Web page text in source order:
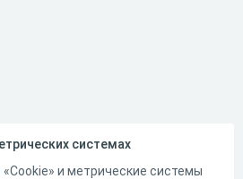
системах
и метрические системы